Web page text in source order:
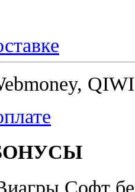
Софт